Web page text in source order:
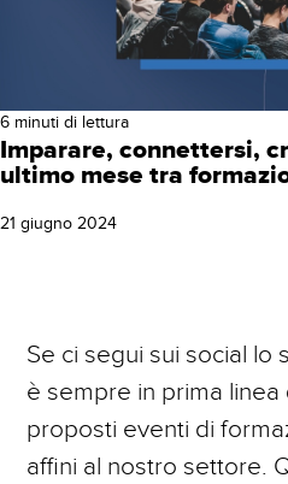
Contatti
BRAND
E-COMMERCE
WEB &
Gestione
Adwords
Social Media
Gestione
Realizzazione Siti
E-Commerce
6 minuti di lettura
Imparare, connettersi,
ultimo mese tra
21 giugno 2024
Se ci segui sui social lo
è sempre in prima
proposti eventi di
affini al nostro settore.